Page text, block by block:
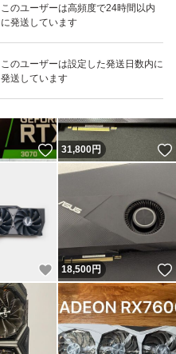
このユーザーは高頻度で24時間以内
に発送しています
このユーザーは設定した発送日数内に
発送しています
いいね！
30,000
いいね！
31,800円
いいね！
18,500円